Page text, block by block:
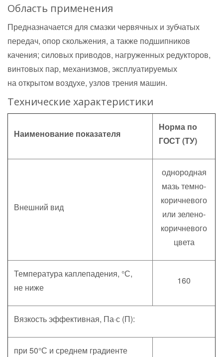
Область применения
Предназначается для смазки червячных и зубчатых
передач, опор скольжения, а также подшипников
качения; силовых приводов, нагруженных редукторов,
винтовых пар, механизмов, эксплуатируемых
на открытом воздухе, узлов трения машин.
Технические характеристики
Наименование показателя
Норма по
ГОСТ (ТУ)
Внешний вид
однородная
мазь темно-
коричневого
или зелено-
коричневого
цвета
Температура каплепадения, °С,
не ниже
160
Вязкость эффективная, Па·с (П):
при 50°С и среднем градиенте